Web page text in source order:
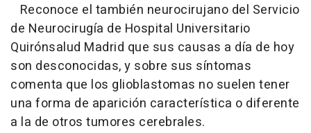
Reconoce el también neurocirujano del Servicio
de Neurocirugía de Hospital Universitario
Quirónsalud Madrid que sus causas a día de hoy
son desconocidas, y sobre sus síntomas
comenta que los glioblastomas no suelen tener
una forma de aparición característica o diferente
a la de otros tumores cerebrales.